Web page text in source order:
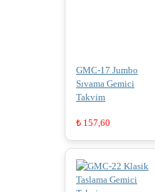
GMC-17 Jumbo
Sıvama Gemici
Takvim
₺ 157,60